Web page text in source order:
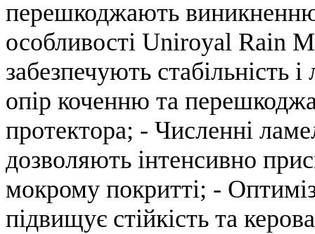
перешкоджають
особливості Uniroyal Rain
забезпечують стабільність
опір коченню та
протектора; - Численні
дозволяють інтенсивно
мокрому покритті; -
підвищує стійкість та